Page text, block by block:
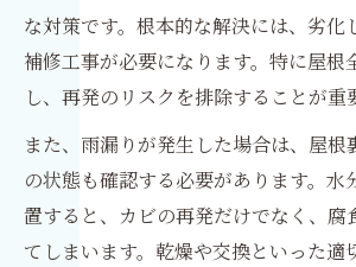
な対策です。根本的な解決には、劣化
補修工事が必要になります。特に屋根
し、再発のリスクを排除することが重
また、雨漏りが発生した場合は、屋根
の状態も確認する必要があります。水
置すると、カビの再発だけでなく、腐
てしまいます。乾燥や交換といった適